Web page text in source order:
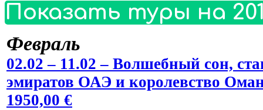
Показать туры на
Февраль
02.02 – 11.02 – Волшебный сон,
эмиратов ОАЭ и королевство
1950,00 €